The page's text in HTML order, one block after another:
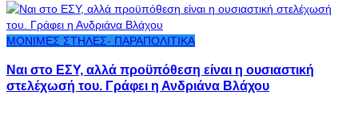
ΜΟΝΙΜΕΣ ΣΤΗΛΕΣ- ΠΑΡΑΠΟΛΙΤΙΚΑ
Ναι στο ΕΣΥ, αλλά προϋπόθεση είναι η ουσιαστική
στελέχωσή του. Γράφει η Ανδριάνα Βλάχου